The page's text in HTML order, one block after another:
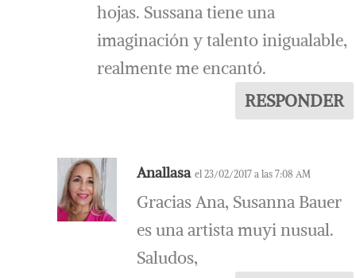
hojas. Sussana tiene una
imaginación y talento inigualable,
realmente me encantó.
RESPONDER
Anallasa el 23/02/2017 a las 7:08 AM
Gracias Ana, Susanna Bauer
es una artista muyi nusual.
Saludos,